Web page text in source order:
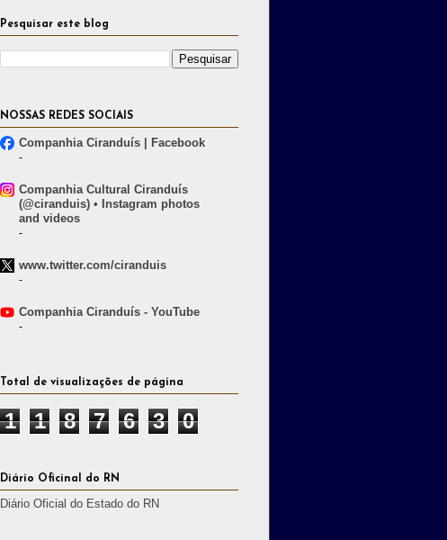
Pesquisar este blog
NOSSAS REDES SOCIAIS
Companhia Ciranduís | Facebook
-
Companhia Cultural Ciranduís
(@ciranduis) • Instagram photos
and videos
-
www.twitter.com/ciranduis
-
Companhia Ciranduís - YouTube
-
Total de visualizações de página
1 1 8 7 6 3 0
Diário Oficinal do RN
Diário Oficial do Estado do RN